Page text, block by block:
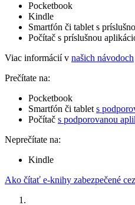
Pocketbook
Kindle
Smartfón či tablet s
Počítač s príslušnou
Viac informácií v našich návodoch
Prečítate na:
Pocketbook
Smartfón či tablet s
Počítač s podporovanou
Neprečítate na:
Kindle
Ako čítať e-knihy zabezpečené